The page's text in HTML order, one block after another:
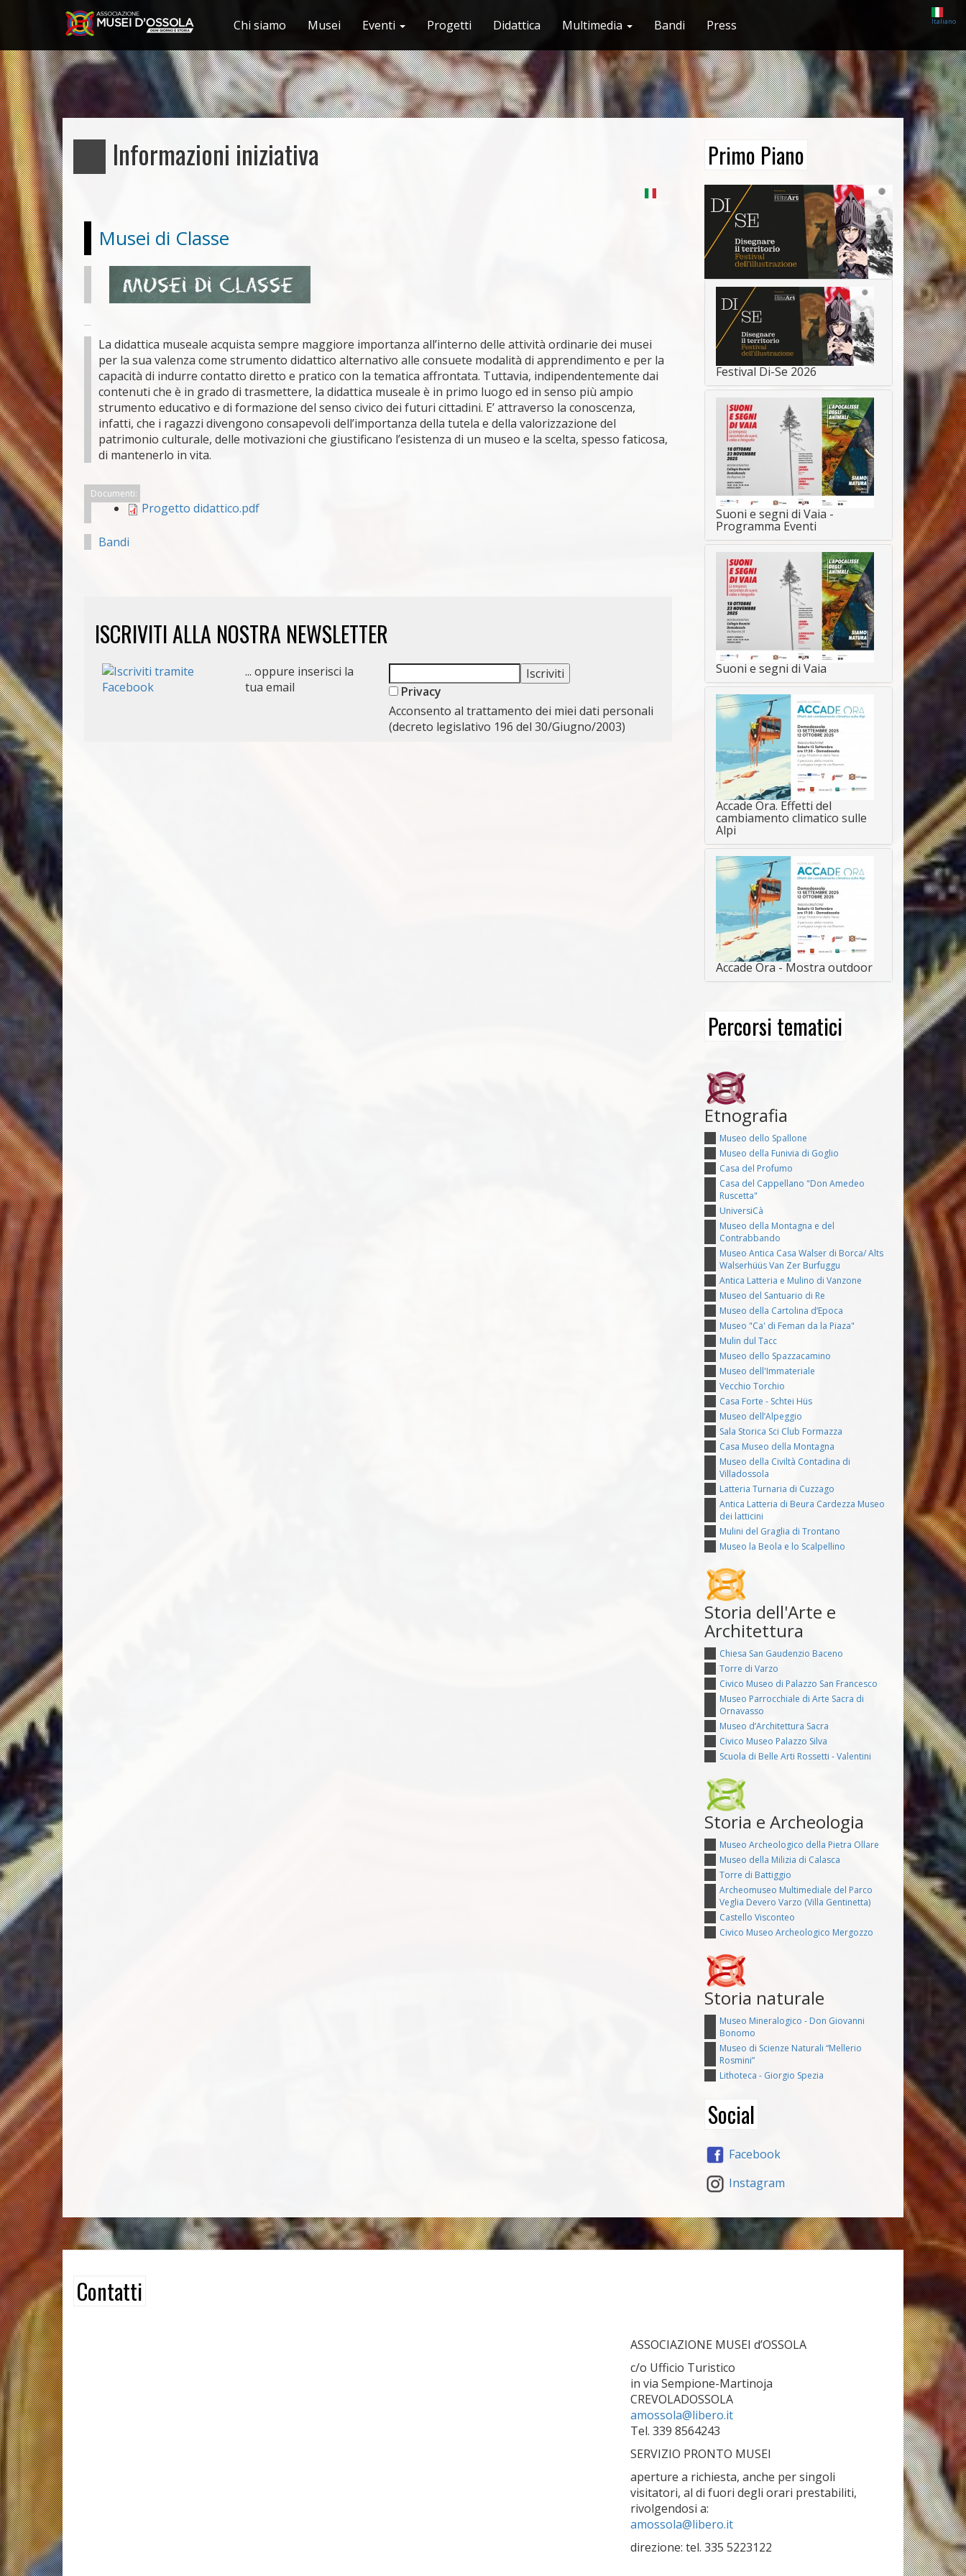
Salta
al
contenuto
principale
Chi siamo Musei Eventi Progetti Didattica Multimedia Bandi Press Italiano
Informazioni iniziativa
Musei di Classe
La didattica museale acquista sempre maggiore importanza all’interno delle attività ordinarie dei musei
per la sua valenza come strumento didattico alternativo alle consuete modalità di apprendimento e per la
capacità di indurre contatto diretto e pratico con la tematica affrontata. Tuttavia, indipendentemente dai
contenuti che è in grado di trasmettere, la didattica museale è in primo luogo ed in senso più ampio
strumento educativo e di formazione del senso civico dei futuri cittadini. E’ attraverso la conoscenza,
infatti, che i ragazzi divengono consapevoli dell’importanza della tutela e della valorizzazione del
patrimonio culturale, delle motivazioni che giustificano l’esistenza di un museo e la scelta, spesso faticosa,
di mantenerlo in vita.
Documenti:
Progetto didattico.pdf
Bandi
ISCRIVITI ALLA NOSTRA NEWSLETTER
... oppure inserisci la
tua email
Privacy
Acconsento al trattamento dei miei dati personali
(decreto legislativo 196 del 30/Giugno/2003)
Primo Piano
Festival Di-Se 2026
Suoni e segni di Vaia -
Programma Eventi
Suoni e segni di Vaia
Accade Ora. Effetti del
cambiamento climatico sulle
Alpi
Accade Ora - Mostra outdoor
Percorsi tematici
Etnografia
Museo dello Spallone
Museo della Funivia di Goglio
Casa del Profumo
Casa del Cappellano "Don Amedeo
Ruscetta"
UniversiCà
Museo della Montagna e del
Contrabbando
Museo Antica Casa Walser di Borca/ Alts
Walserhüüs Van Zer Burfuggu
Antica Latteria e Mulino di Vanzone
Museo del Santuario di Re
Museo della Cartolina d’Epoca
Museo "Ca' di Feman da la Piaza"
Mulin dul Tacc
Museo dello Spazzacamino
Museo dell'Immateriale
Vecchio Torchio
Casa Forte - Schtei Hüs
Museo dell’Alpeggio
Sala Storica Sci Club Formazza
Casa Museo della Montagna
Museo della Civiltà Contadina di
Villadossola
Latteria Turnaria di Cuzzago
Antica Latteria di Beura Cardezza Museo
dei latticini
Mulini del Graglia di Trontano
Museo la Beola e lo Scalpellino
Storia dell'Arte e
Architettura
Chiesa San Gaudenzio Baceno
Torre di Varzo
Civico Museo di Palazzo San Francesco
Museo Parrocchiale di Arte Sacra di
Ornavasso
Museo d’Architettura Sacra
Civico Museo Palazzo Silva
Scuola di Belle Arti Rossetti - Valentini
Storia e Archeologia
Museo Archeologico della Pietra Ollare
Museo della Milizia di Calasca
Torre di Battiggio
Archeomuseo Multimediale del Parco
Veglia Devero Varzo (Villa Gentinetta)
Castello Visconteo
Civico Museo Archeologico Mergozzo
Storia naturale
Museo Mineralogico - Don Giovanni
Bonomo
Museo di Scienze Naturali “Mellerio
Rosmini”
Lithoteca - Giorgio Spezia
Social
Facebook
Instagram
Contatti
ASSOCIAZIONE MUSEI d’OSSOLA
c/o Ufficio Turistico
in via Sempione-Martinoja
CREVOLADOSSOLA
amossola@libero.it
Tel. 339 8564243
SERVIZIO PRONTO MUSEI
aperture a richiesta, anche per singoli
visitatori, al di fuori degli orari prestabiliti,
rivolgendosi a:
amossola@libero.it
direzione: tel. 335 5223122